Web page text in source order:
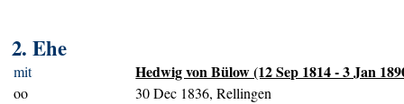
2. Ehe
mit Hedwig von Bülow (12 Sep 1814 - 3 Jan
oo 30 Dec 1836, Rellingen